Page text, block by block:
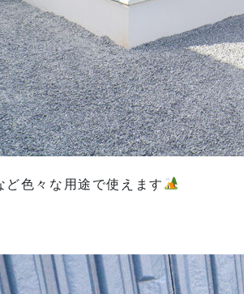
ど色々な用途で使えます